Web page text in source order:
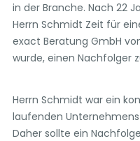
in der Branche. Nach 22
Herrn Schmidt Zeit für
exact Beratung GmbH
wurde, einen Nachfolger
Herrn Schmidt war ein
laufenden
Daher sollte ein